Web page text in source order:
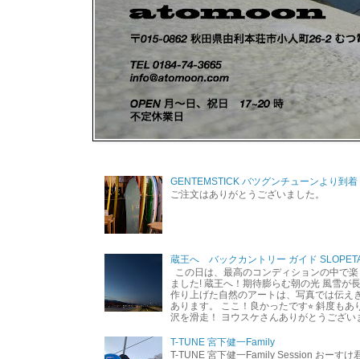
GENTEMSTICK バツグンチューンより到着
ご注文はありがとうございました。
蔵王へ バックカントリー ガイド
この日は、最高のコンディションの中で
ました! 蔵王へ！期待膨らむ朝の光 風雪が
作り上げた自然のアートは、写真では伝え
あります。 ここ！良かったです⭐︎ 斜度もあ
沢を滑走！ ヨウスケさんありがとうござい
T-TUNE 宮下健一Family
T-TUNE 宮下健一Family Session おーすけ